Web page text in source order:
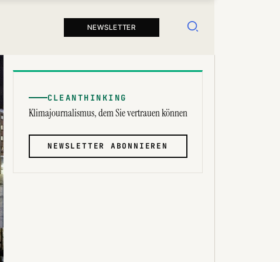
NEWSLETTER Suchen
CLEANTHINKING
Klimajournalismus, dem Sie vertrauen können
NEWSLETTER ABONNIEREN